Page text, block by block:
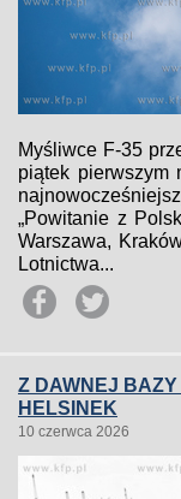
Myśliwce F-35
piątek pierwszym
„Powitanie z
Warszawa,
Lotnictwa...
Z DAWNEJ
HELSINEK
10 czerwca 2026